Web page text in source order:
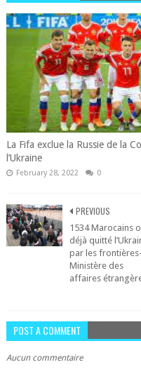
La Fifa exclue la Russie de la
l’Ukraine
February 28, 2022 0
PREVIOUS
1534 Marocains
déjà quitté
par les frontières-
Ministère des
affaires
POST A COMMENT
Aucun commentaire